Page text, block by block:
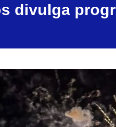
divulga